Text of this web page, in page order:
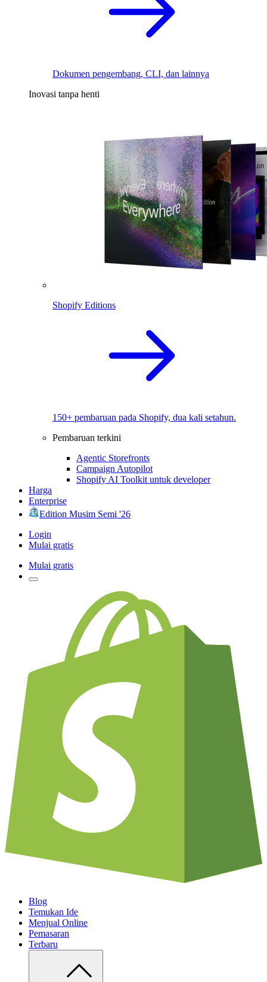
Dokumen pengembang, CLI, dan lainnya
Inovasi tanpa henti
Shopify Editions
150+ pembaruan pada Shopify, dua kali setahun.
Pembaruan terkini
Agentic Storefronts
Campaign Autopilot
Shopify AI Toolkit untuk developer
Harga
Enterprise
Edition Musim Semi '26
Login
Mulai gratis
Mulai gratis
Blog
Temukan Ide
Menjual Online
Pemasaran
Terbaru